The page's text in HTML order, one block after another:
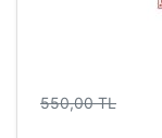
550,00 TL